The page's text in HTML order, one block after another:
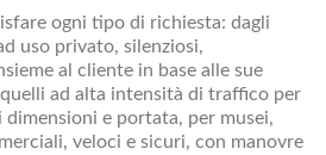
ogni tipo di richiesta: dagli
uso privato, silenziosi,
al cliente in base alle sue
ad alta intensità di traffico per
e portata, per musei,
veloci e sicuri, con manovre